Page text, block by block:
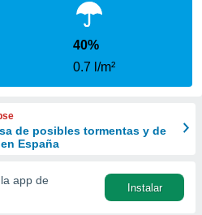
40%
0.7 l/m²
de posibles tormentas y de
España
la app de
Instalar